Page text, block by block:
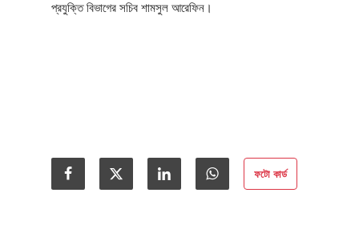
প্রযুক্তি বিভাগের সচিব শামসুল আরেফিন।
ফটো কার্ড